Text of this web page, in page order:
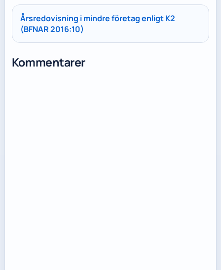
Årsredovisning i mindre företag enligt K2
(BFNAR 2016:10)
Kommentarer